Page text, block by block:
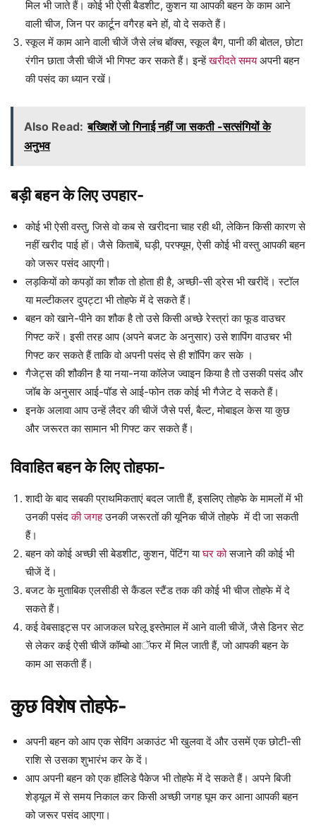
मिल भी जाते हैं। कोई भी ऐसी बैडशीट, कुशन या आपकी बहन के काम आने
वाली चीज, जिन पर कार्टून वगैरह बने हों, वो दे सकते हैं।
स्कूल में काम आने वाली चीजें जैसे लंच बॉक्स, स्कूल बैग, पानी की बोतल, छोटा
रंगीन छाता जैसी चीजें भी गिफ्ट कर सकते हैं। इन्हेंखरीदते समयअपनी बहन
की पसंद का ध्यान रखें।
Also Read: बख्शिशें जो गिनाई नहीं जा सकती -सत्संगियों के
अनुभव
बड़ी बहन के लिए उपहार-
कोई भी ऐसी वस्तु, जिसे वो कब से खरीदना चाह रही थी, लेकिन किसी कारण से
नहीं खरीद पाई हों। जैसे किताबें, घड़ी, परफ्यूम, ऐसी कोई भी वस्तु आपकी बहन
को जरूर पसंद आएगी।
लड़कियों को कपड़ों का शौक तो होता ही है, अच्छी-सी ड्रेस भी खरीदें। स्टॉल
या मल्टीकलर दुपट्टा भी तोहफे में दे सकते हैं।
बहन को खाने-पीने का शौक है तो उसे किसी अच्छे रेस्त्रां का फूड वाउचर
गिफ्ट करें। इसी तरह आप (अपने बजट के अनुसार) उसे शापिंग वाउचर भी
गिफ्ट कर सकते हैं ताकि वो अपनी पसंद से ही शॉपिंग कर सके ।
गैजेट्स की शौकीन है या नया-नया कॉलेज ज्वाइन किया है तो उसकी पसंद और
जॉब के अनुसार आई-पॉड से आई-फोन तक कोई भी गैजेट दे सकते हैं।
इनके अलावा आप उन्हें लैदर की चीजें जैसे पर्स, बैल्ट, मोबाइल केस या कुछ
और जरूरत का सामान भी गिफ्ट कर सकते हैं।
विवाहित बहन के लिए तोहफा-
शादी के बाद सबकी प्राथमिकताएं बदल जाती हैं, इसलिए तोहफे के मामलों में भी
उनकी पसंदकी जगहउनकी जरूरतों की यूनिक चीजें तोहफे में दी जा सकती
हैं।
बहन को कोई अच्छी सी बेडशीट, कुशन, पेंटिंग याघर कोसजाने की कोई भी
चीजें दें।
बजट के मुताबिक एलसीडी से कैंडल स्टैंड तक की कोई भी चीज तोहफे में दे
सकते हैं।
कई वेबसाइट्स पर आजकल घरेलू इस्तेमाल में आने वाली चीजें, जैसे डिनर सेट
से लेकर कई ऐसी चीजें कॉम्बो आॅफर में मिल जाती हैं, जो आपकी बहन के
काम आ सकती हैं।
कुछ विशेष तोहफे-
अपनी बहन को आप एक सेविंग अकाउंट भी खुलवा दें और उसमें एक छोटी-सी
राशि से उसका शुभारंभ कर के दें।
आप अपनी बहन को एक हॉलिडे पैकेज भी तोहफे में दे सकते हैं। अपने बिजी
शेड्यूल में से समय निकाल कर किसी अच्छी जगह घूम कर आना आपकी बहन
को जरूर पसंद आएगा।